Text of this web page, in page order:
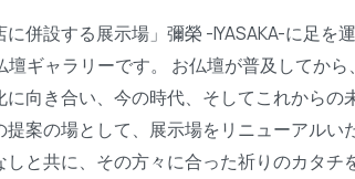
併設する展示場」彌榮 -IYASAKA-に足を
壇ギャラリーです。 お仏壇が普及してか
向き合い、今の時代、そしてこれから
案の場として、展示場をリニューアル
と共に、その方々に合った祈りのカタ